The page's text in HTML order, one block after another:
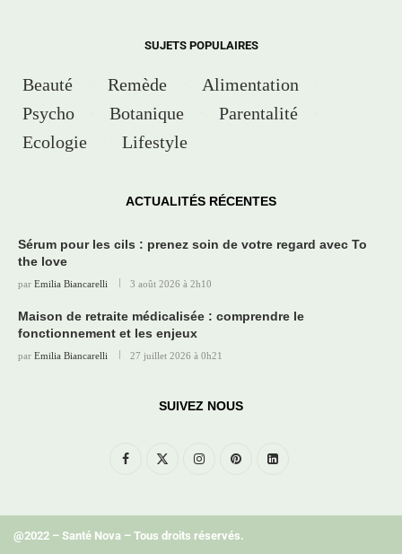
SUJETS POPULAIRES
Beauté Remède
Alimentation
Psycho
Botanique
Parentalité
Ecologie
Lifestyle
ACTUALITÉS RÉCENTES
Sérum pour les cils : prenez soin de votre regard avec To
the love
par Emilia Biancarelli 3 août 2026 à 2h10
Maison de retraite médicalisée : comprendre le
fonctionnement et les enjeux
par Emilia Biancarelli 27 juillet 2026 à 0h21
SUIVEZ NOUS
@2022 – Santé Nova – Tous droits réservés.